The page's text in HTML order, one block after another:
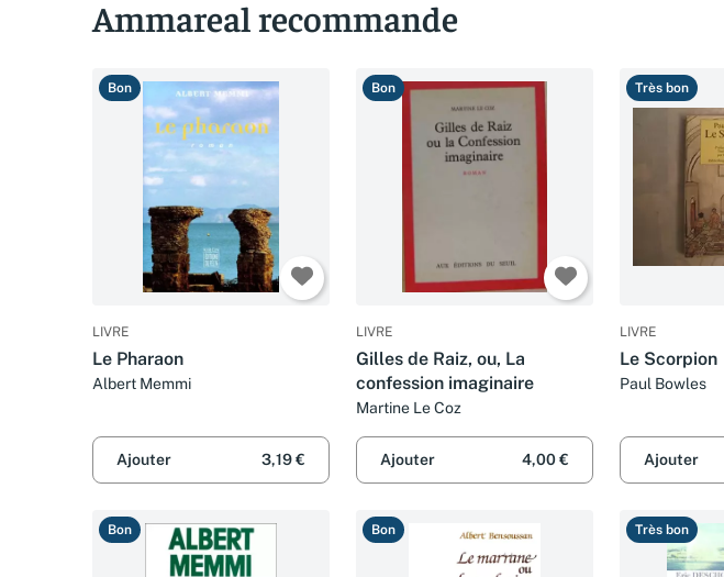
Ammareal recommande
Bon
LIVRE
Le Pharaon
Albert Memmi
Ajouter 3,19 €
Bon
LIVRE
Gilles de Raiz, ou, La
confession imaginaire
Martine Le Coz
Ajouter 4,00 €
Très bon
LIVRE
Le Scorpion
Paul Bowles
Ajouter
Bon Bon Très bon